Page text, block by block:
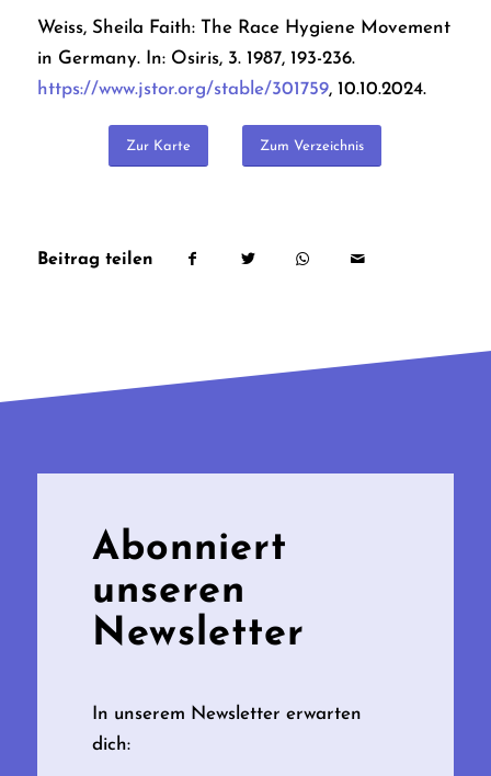
Weiss, Sheila Faith: The Race Hygiene Movement
in Germany. In: Osiris, 3. 1987, 193-236.
https://www.jstor.org/stable/301759, 10.10.2024.
Zur Karte Zum Verzeichnis
Beitrag teilen
Abonniert
unseren
Newsletter
In unserem Newsletter erwarten
dich: